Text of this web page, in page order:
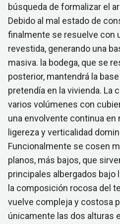
búsqueda de formalizar el
Debido al mal estado de
finalmente se resuelve con
revestida, generando una
masiva. la bodega, que se
posterior, mantendrá la
pretendía en la vivienda. La
varios volúmenes con
una envolvente continua en
ligereza y verticalidad
Funcionalmente se cosen
planos, más bajos, que
principales albergados bajo
la composición rocosa del
vuelve compleja y costosa
únicamente las dos alturas